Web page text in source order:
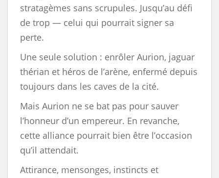
stratagèmes sans scrupules. Jusqu’au défi
de trop — celui qui pourrait signer sa
perte.
Une seule solution : enrôler Aurion, jaguar
thérian et héros de l’arène, enfermé depuis
toujours dans les caves de la cité.
Mais Aurion ne se bat pas pour sauver
l’honneur d’un empereur. En revanche,
cette alliance pourrait bien être l’occasion
qu’il attendait.
Attirance, mensonges, instincts et